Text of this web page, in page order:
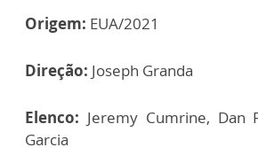
Origem: EUA/2021
Direção: Joseph Granda
Elenco: Jeremy Cumrine, Dan
Garcia